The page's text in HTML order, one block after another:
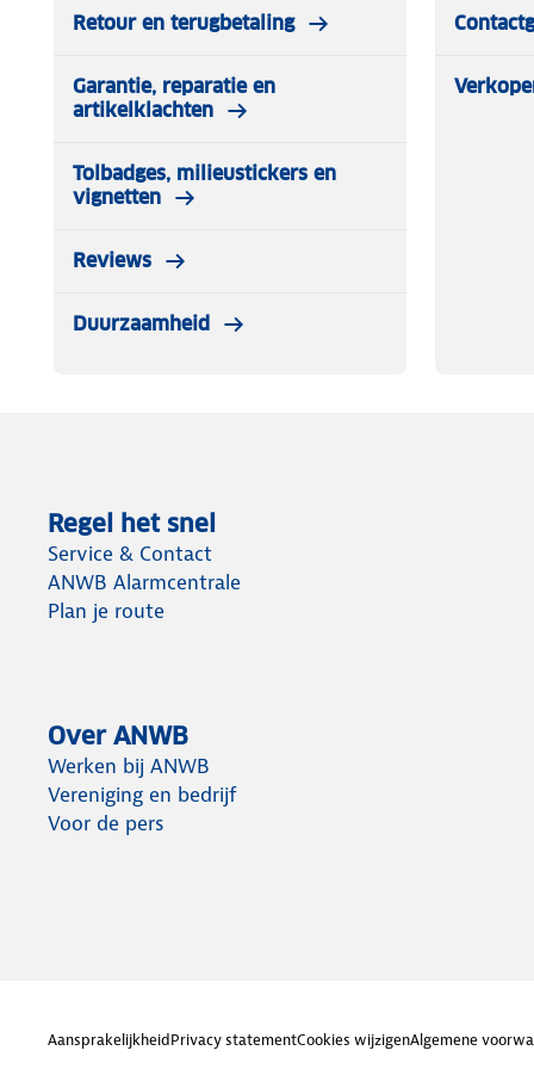
Retour en terugbetaling
Garantie, reparatie en
artikelklachten
Tolbadges, milieustickers en
vignetten
Reviews
Duurzaamheid
Regel het snel
Service & Contact
ANWB Alarmcentrale
Plan je route
Over ANWB
Werken bij ANWB
Vereniging en bedrijf
Voor de pers
AansprakelijkheidPrivacy statementCookies wijzigenAlgemene